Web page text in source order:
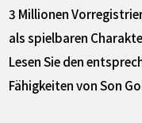
3 Millionen
als spielbaren
Lesen Sie den
Fähigkeiten von Son